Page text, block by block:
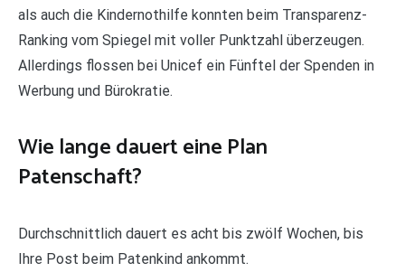
als auch die Kindernothilfe konnten beim Transparenz-
Ranking vom Spiegel mit voller Punktzahl überzeugen.
Allerdings flossen bei Unicef ein Fünftel der Spenden in
Werbung und Bürokratie.
Wie lange dauert eine Plan
Patenschaft?
Durchschnittlich dauert es acht bis zwölf Wochen, bis
Ihre Post beim Patenkind ankommt.